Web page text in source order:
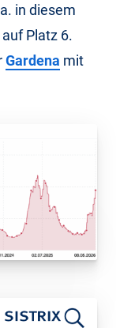
in diesem
auf Platz 6.
Gardena mit